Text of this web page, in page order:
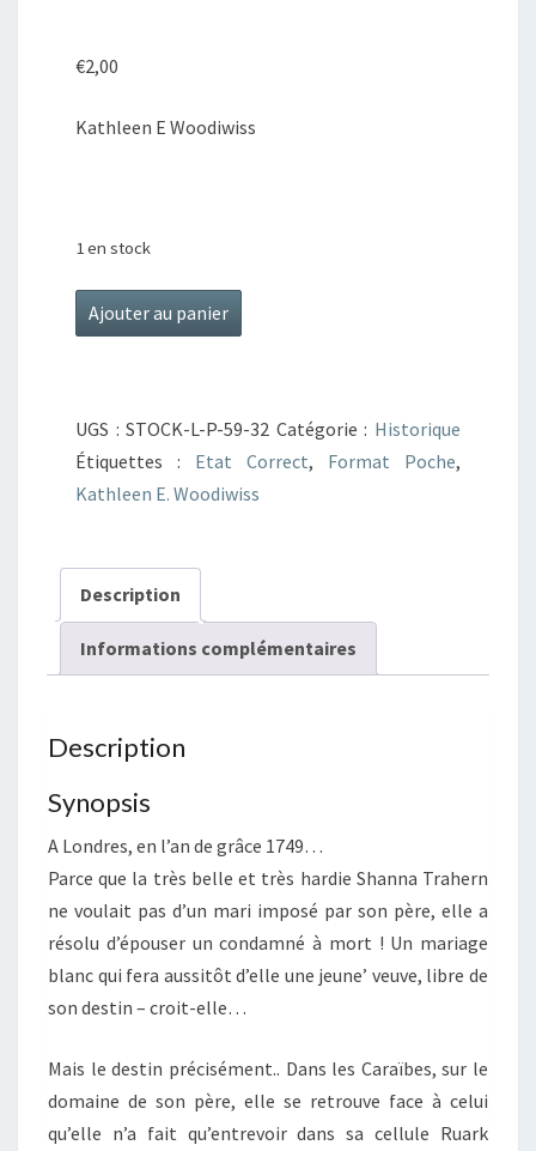
€2,00
Kathleen E Woodiwiss
1 en stock
quantité
de
Les
noces
du
Ajouter au panier
UGS :STOCK-L-P-59-32 Catégorie : Historique
Étiquettes : Etat Correct, Format Poche,
Kathleen E. Woodiwiss
Description
Informations complémentaires
Description
Synopsis
A Londres, en l’an de grâce 1749…
Parce que la très belle et très hardie Shanna Trahern
ne voulait pas d’un mari imposé par son père, elle a
résolu d’épouser un condamné à mort ! Un mariage
blanc qui fera aussitôt d’elle une jeune’ veuve, libre de
son destin – croit-elle…
Mais le destin précisément.. Dans les Caraïbes, sur le
domaine de son père, elle se retrouve face à celui
qu’elle n’a fait qu’entrevoir dans sa cellule Ruark